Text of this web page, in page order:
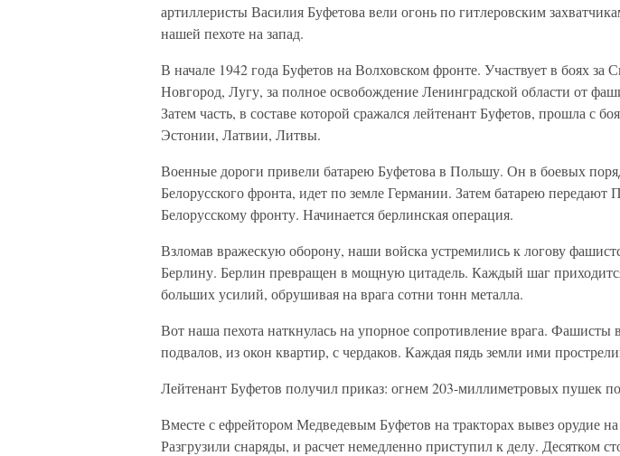
артиллеристы Василия Буфетова вели огонь по гитлеровским
нашей пехоте на запад.
В начале 1942 года Буфетов на Волховском фронте. Участвует в боях за
Новгород, Лугу, за полное освобождение Ленинградской области от
Затем часть, в составе которой сражался лейтенант Буфетов, прошла с
Эстонии, Латвии, Литвы.
Военные дороги привели батарею Буфетова в Польшу. Он в боевых
Белорусского фронта, идет по земле Германии. Затем батарею передают
Белорусскому фронту. Начинается берлинская операция.
Взломав вражескую оборону, наши войска устремились к логову
Берлину. Берлин превращен в мощную цитадель. Каждый шаг
больших усилий, обрушивая на врага сотни тонн металла.
Вот наша пехота наткнулась на упорное сопротивление врага. Фашисты
подвалов, из окон квартир, с чердаков. Каждая пядь земли ими
Лейтенант Буфетов получил приказ: огнем 203-миллиметровых пушек
Вместе с ефрейтором Медведевым Буфетов на тракторах вывез орудие
Разгрузили снаряды, и расчет немедленно приступил к делу. Десятком